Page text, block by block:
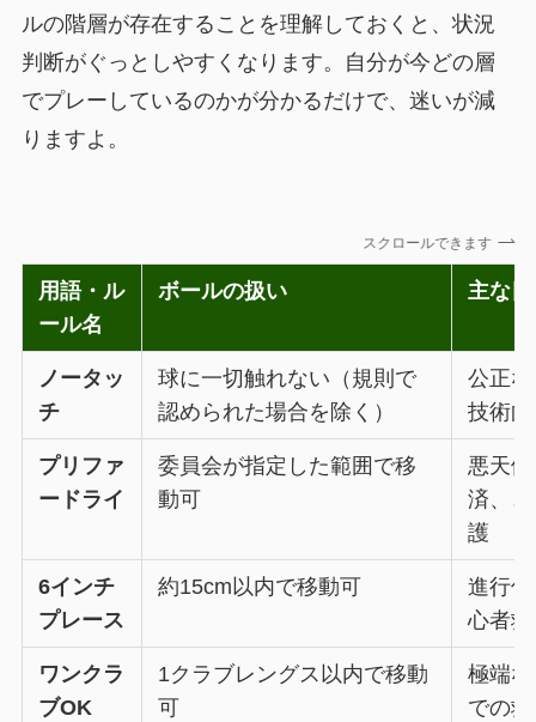
ルの階層が存在することを理解しておくと、状況
判断がぐっとしやすくなります。自分が今どの層
でプレーしているのかが分かるだけで、迷いが減
りますよ。
スクロールできます
用語・ル
ール名
ボールの扱い 主な
ノータッ
チ
球に一切触れない（規則で
認められた場合を除く）
公正
技術
プリファ
ードライ
委員会が指定した範囲で移
動可
悪天
済、
護
6インチ
プレース
約15cm以内で移動可
進行
心者
ワンクラ
ブOK
1クラブレングス以内で移動
可
極端
での